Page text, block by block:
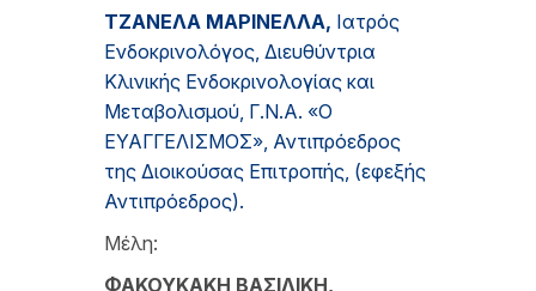
ΤΖΑΝΕΛΑ ΜΑΡΙΝΕΛΛΑ, Ιατρός
Ενδοκρινολόγος, Διευθύντρια
Κλινικής Ενδοκρινολογίας και
Μεταβολισμού, Γ.Ν.Α. «Ο
ΕΥΑΓΓΕΛΙΣΜΟΣ», Αντιπρόεδρος
της Διοικούσας Επιτροπής, (εφεξής
Αντιπρόεδρος).
Μέλη:
ΦΑΚΟΥΚΑΚΗ ΒΑΣΙΛΙΚΗ,